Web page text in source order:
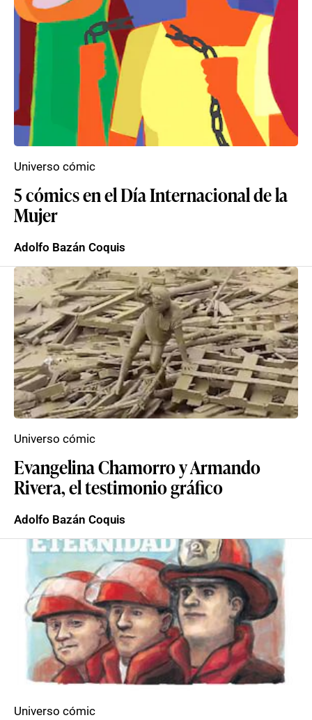
5 cómics en el Día Internacional de la
Mujer
Universo cómic
Adolfo Bazán Coquis
Evangelina Chamorro y Armando
Rivera, el testimonio gráfico
Universo cómic
Adolfo Bazán Coquis
Universo cómic